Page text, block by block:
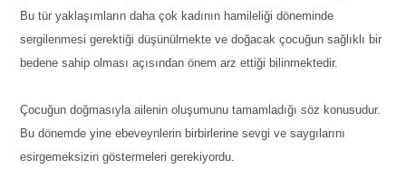
Bu tür yaklaşımların daha çok kadının hamileliği döneminde
sergilenmesi gerektiği düşünülmekte ve doğacak çocuğun sağlıklı bir
bedene sahip olması açısından önem arz ettiği bilinmektedir.
Çocuğun doğmasıyla ailenin oluşumunu tamamladığı söz konusudur.
Bu dönemde yine ebeveynlerin birbirlerine sevgi ve saygılarını
esirgemeksizin göstermeleri gerekiyordu.